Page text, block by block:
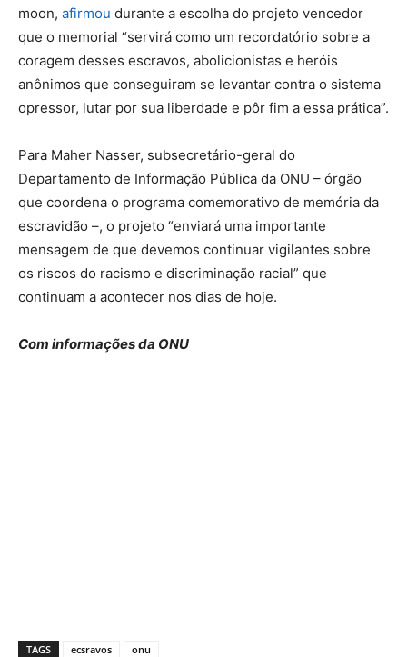
moon, afirmou durante a escolha do projeto vencedor
que o memorial “servirá como um recordatório sobre a
coragem desses escravos, abolicionistas e heróis
anônimos que conseguiram se levantar contra o sistema
opressor, lutar por sua liberdade e pôr fim a essa prática”.
Para Maher Nasser, subsecretário-geral do
Departamento de Informação Pública da ONU – órgão
que coordena o programa comemorativo de memória da
escravidão –, o projeto “enviará uma importante
mensagem de que devemos continuar vigilantes sobre
os riscos do racismo e discriminação racial” que
continuam a acontecer nos dias de hoje.
Com informações da ONU
TAGS ecsravos onu